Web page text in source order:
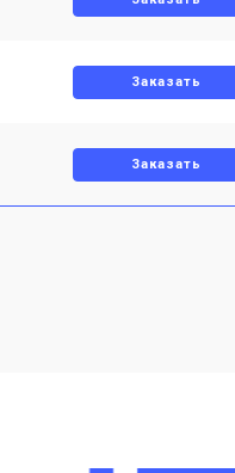
Заказать
Заказать